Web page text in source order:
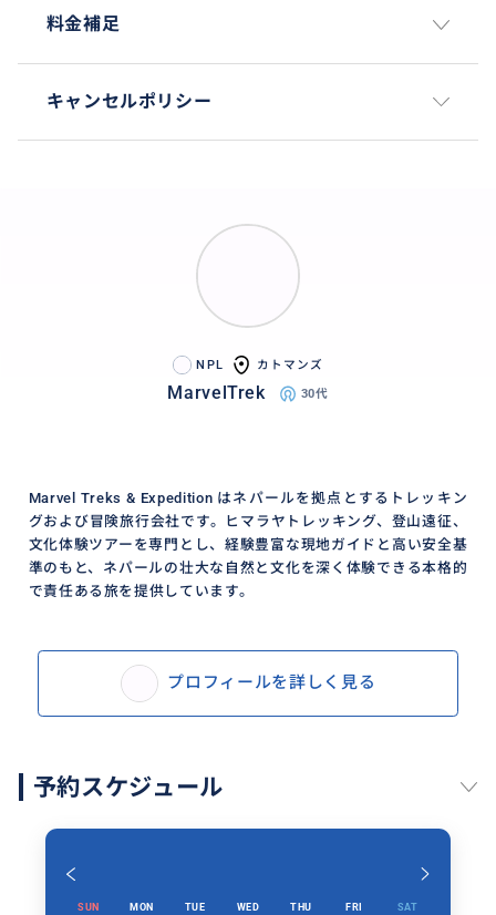
料金補足
キャンセルポリシー
NPL カトマンズ
MarvelTrek 30代
Marvel Treks & Expedition はネパールを拠点とするトレッキン
グおよび冒険旅行会社です。ヒマラヤトレッキング、登山遠征、
文化体験ツアーを専門とし、経験豊富な現地ガイドと高い安全基
準のもと、ネパールの壮大な自然と文化を深く体験できる本格的
で責任ある旅を提供しています。
プロフィールを詳しく見る
予約スケジュール
SUN MON TUE WED THU FRI SAT